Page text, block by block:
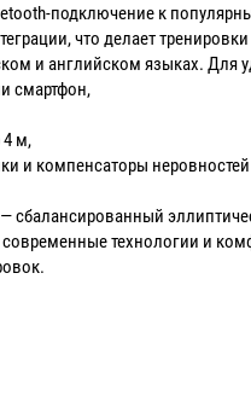
подключение к
что делает
и английском языках. Для
смартфон,
4 м,
и компенсаторы
— сбалансированный
технологии и